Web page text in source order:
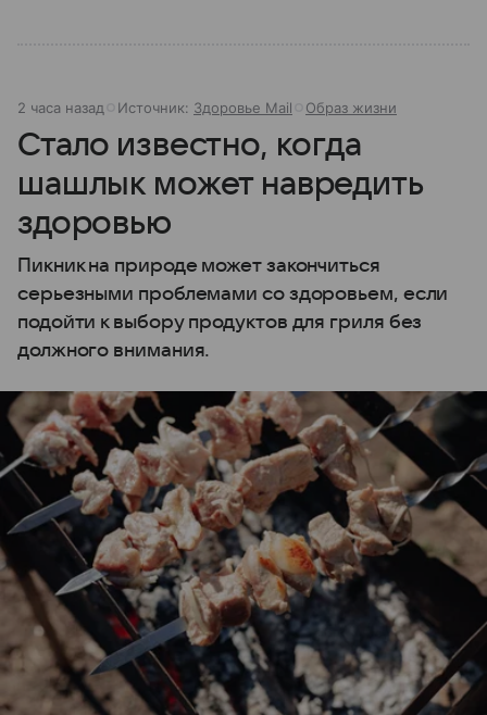
2 часа назад Источник: Здоровье Mail Образ жизни
Стало известно, когда
шашлык может навредить
здоровью
Пикник на природе может закончиться
серьезными проблемами со здоровьем, если
подойти к выбору продуктов для гриля без
должного внимания.